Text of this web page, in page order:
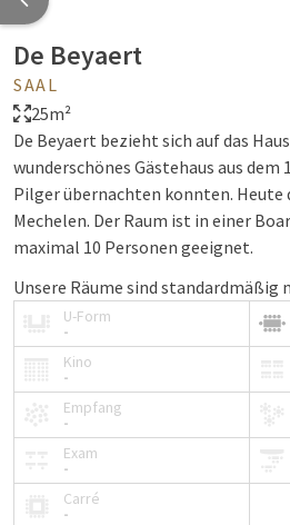
De Beyaert
SAAL
25m²
De Beyaert bezieht sich auf das
wunderschönes Gästehaus aus dem
Pilger übernachten konnten. Heute
Mechelen. Der Raum ist in einer
maximal 10 Personen geeignet.
Unsere Räume sind standardmäßig
Einrichtungen ausgestattet:
Wasser
Pfefferminzbonbons
Notizblöcke und Stifte
Beamer und
Flipchart
Kostenloses WLAN
U-Form
-
Kino
-
Empfang
-
Exam
-
Carré
-